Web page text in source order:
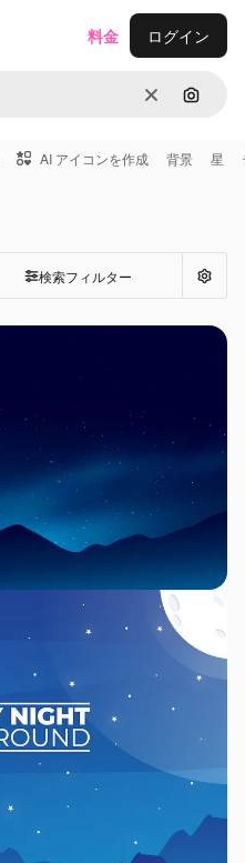
消去 画像で
料金 ログイン
AI アイコンを作成 背景 星
検索フィルター